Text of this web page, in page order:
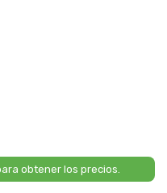
obtener los precios.